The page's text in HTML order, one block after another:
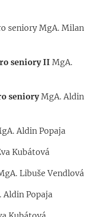
seniory MgA. Milan
seniory II MgA.
senioryMgA. Aldin
Aldin Popaja
Kubátová
Libuše Vendlová
Aldin Popaja